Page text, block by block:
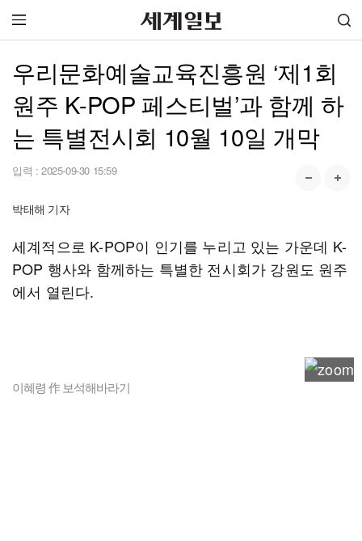
우리문화예술교육진흥원 ‘제1회
원주 K-POP 페스티벌’과 함께 하
는 특별전시회 10월 10일 개막
입력 : 2025-09-30 15:59
박태해 기자
세계적으로 K-POP이 인기를 누리고 있는 가운데 K-
POP 행사와 함께하는 특별한 전시회가 강원도 원주
에서 열린다.
이혜령 作 보석해바라기